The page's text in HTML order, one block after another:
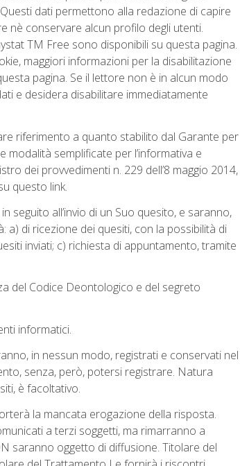
dati permettono alla redazione di capire
nè conservare alcun profilo degli utenti.
TM Free sono disponibili su questa pagina.
maggiori informazioni per la disabilitazione
pagina. Se il lettore non è in alcun modo
e desidera disabilitare immediatamente
riferimento a quanto stabilito dal Garante per
semplificate per l’informativa e
dei provvedimenti n. 229 dell’8 maggio 2014,
questo link.
seguito all’invio di un Suo quesito, e saranno,
a) di ricezione dei quesiti, con la possibilità di
inviati; c) richiesta di appuntamento, tramite
del Codice Deontologico e del segreto
informatici.
in nessun modo, registrati e conservati nel
senza, però, potersi registrare. Natura
è facoltativo.
la mancata erogazione della risposta.
a terzi soggetti, ma rimarranno a
saranno oggetto di diffusione. Titolare del